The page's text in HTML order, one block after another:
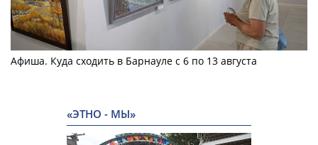
Афиша. Куда сходить в Барнауле с 6 по 13 августа
«ЭТНО - МЫ»